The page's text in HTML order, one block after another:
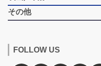
その他
FOLLOW US